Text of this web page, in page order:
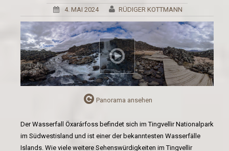
4. MAI 2024 RÜDIGER KOTTMANN
Panorama ansehen
Der Wasserfall Öxarárfoss befindet sich im Tingvellir Nationalpark
im Südwestisland und ist einer der bekanntesten Wasserfälle
Islands. Wie viele weitere Sehenswürdigkeiten im Tingvellir